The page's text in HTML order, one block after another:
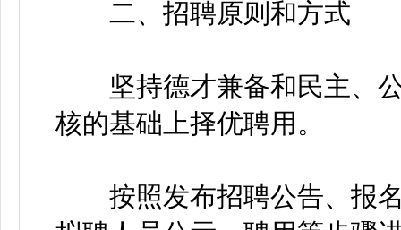
二、招聘原则和方式
坚持德才兼备和民主、公
核的基础上择优聘用。
按照发布招聘公告、报名